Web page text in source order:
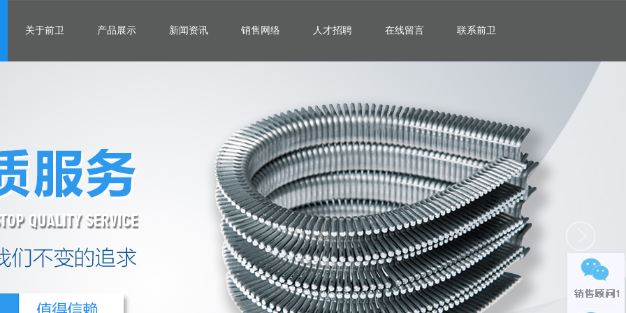
关于前卫 产品展示 新闻资讯 销售网络 人才招聘 在线留言 联系前卫